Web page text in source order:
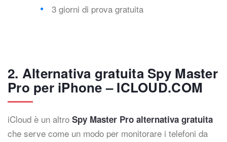
3 giorni di prova gratuita
2. Alternativa gratuita Spy Master
Pro per iPhone – ICLOUD.COM
iCloud è un altro Spy Master Pro alternativa gratuita
che serve come un modo per monitorare i telefoni da